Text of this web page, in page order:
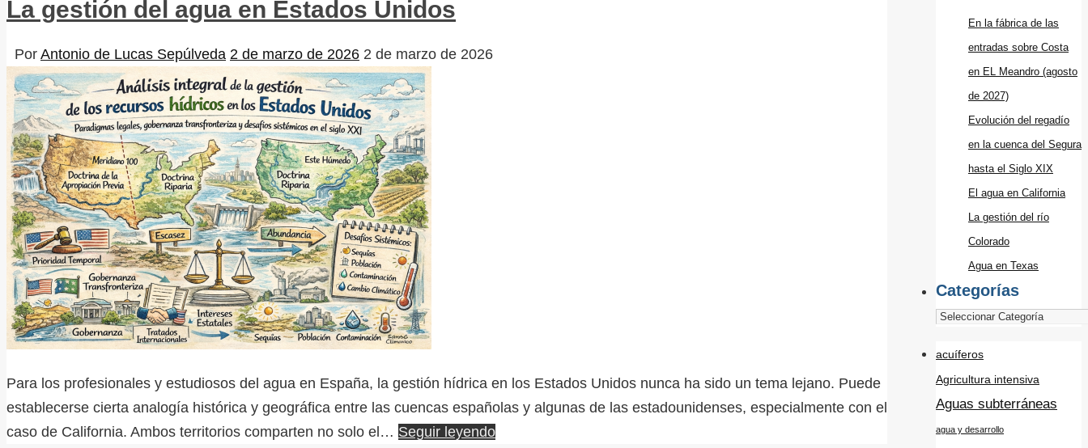
La gestión del agua en Estados Unidos
Por Antonio de Lucas Sepúlveda 2 de marzo de 2026 2 de marzo de 2026
Para los profesionales y estudiosos del agua en España, la gestión hídrica en los Estados Unidos nunca ha sido un tema lejano. Puede
establecerse cierta analogía histórica y geográfica entre las cuencas españolas y algunas de las estadounidenses, especialmente con el
caso de California. Ambos territorios comparten no solo el… Seguir leyendo
En la fábrica de las
entradas sobre Costa
en EL Meandro (agosto
de 2027)
Evolución del regadío
en la cuenca del Segura
hasta el Siglo XIX
El agua en California
La gestión del río
Colorado
Agua en Texas
Categorías
acuíferos
Agricultura intensiva
Aguas subterráneas
agua y desarrollo